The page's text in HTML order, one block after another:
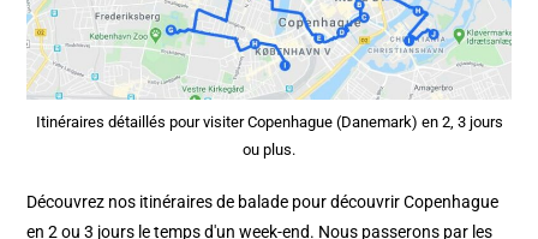
Itinéraires détaillés pour visiter Copenhague (Danemark) en 2, 3 jours
ou plus.
Découvrez nos itinéraires de balade pour découvrir Copenhague
en 2 ou 3 jours le temps d'un week-end. Nous passerons par les